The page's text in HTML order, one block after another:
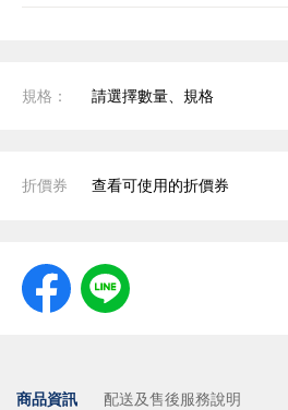
規格： 請選擇數量、規格
折價券 查看可使用的折價券
商品資訊 配送及售後服務說明